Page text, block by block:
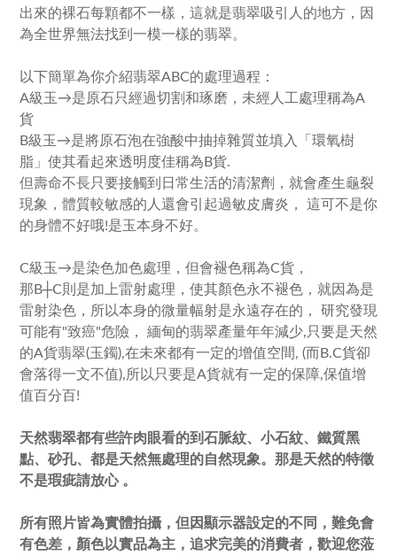
出來的裸石每顆都不一樣，這就是翡翠吸引人的地方，因
為全世界無法找到一模一樣的翡翠。
以下簡單為你介紹翡翠ABC的處理過程：
A級玉→是原石只經過切割和琢磨，未經人工處理稱為A
貨
B級玉→是將原石泡在強酸中抽掉雜質並填入「環氧樹
脂」使其看起來透明度佳稱為B貨.
但壽命不長只要接觸到日常生活的清潔劑，就會產生龜裂
現象，體質較敏感的人還會引起過敏皮膚炎， 這可不是你
的身體不好哦!是玉本身不好。
C級玉→是染色加色處理，但會褪色稱為C貨，
那B┼C則是加上雷射處理，使其顏色永不褪色，就因為是
雷射染色，所以本身的微量幅射是永遠存在的， 研究發現
可能有"致癌"危險， 緬甸的翡翠產量年年減少,只要是天然
的A貨翡翠(玉鐲),在未來都有一定的增值空間, (而B.C貨卻
會落得一文不值),所以只要是A貨就有一定的保障,保值增
值百分百!
天然翡翠都有些許肉眼看的到石脈紋、小石紋、鐵質黑
點、砂孔、都是天然無處理的自然現象。那是天然的特徵
不是瑕疵請放心 。
所有照片皆為實體拍攝，但因顯示器設定的不同，難免會
有色差，顏色以實品為主，追求完美的消費者， 歡迎您蒞